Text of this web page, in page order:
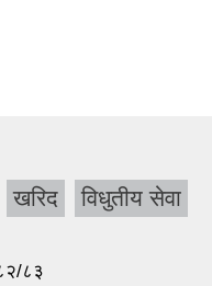
खरिद विधुतीय सेवा
८३